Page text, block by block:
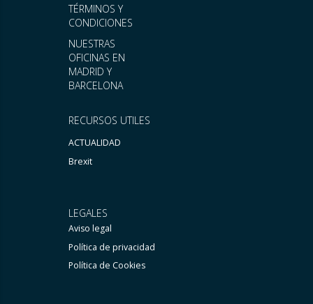
RECURSOS UTILES
ACTUALIDAD
Brexit
TÉRMINOS Y
CONDICIONES
NUESTRAS
OFICINAS EN
MADRID Y
BARCELONA
LEGALES
Aviso legal
Política de privacidad
Política de Cookies